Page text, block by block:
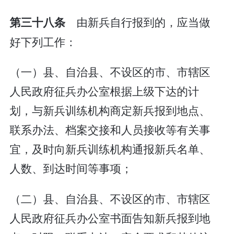
第三十八条 由新兵自行报到的，应当做
好下列工作：
（一）县、自治县、不设区的市、市辖区
人民政府征兵办公室根据上级下达的计
划，与新兵训练机构商定新兵报到地点、
联系办法、档案交接和人员接收等有关事
宜，及时向新兵训练机构通报新兵名单、
人数、到达时间等事项；
（二）县、自治县、不设区的市、市辖区
人民政府征兵办公室书面告知新兵报到地